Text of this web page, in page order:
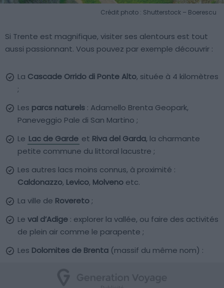
Crédit photo : Shutterstock – Boerescu
Si Trente est magnifique, visiter ses alentours est tout
aussi passionnant. Vous pouvez par exemple découvrir :
La Cascade Orrido di Ponte Alto, située à 4 kilomètres
;
Les parcs naturels : Adamello Brenta Geopark,
Paneveggio Pale di San Martino ;
Le Lac de Garde et Riva del Garda, la charmante
petite commune du littoral lacustre ;
Les autres lacs moins connus, à proximité :
Caldonazzo, Levico, Molveno etc.
La ville de Rovereto;
Le val d’Adige : explorer la vallée, ou faire des activités
de plein air comme le parapente ;
Les Dolomites de Brenta (massif du même nom) :